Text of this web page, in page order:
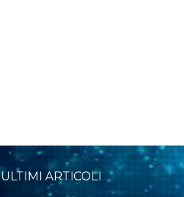
ULTIMI ARTICOLI